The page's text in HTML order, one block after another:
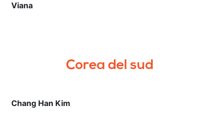
Viana
Corea del sud
Chang Han Kim